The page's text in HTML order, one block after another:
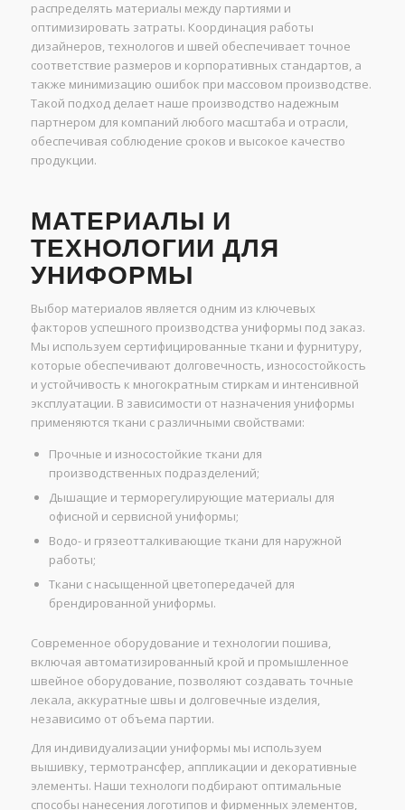
распределять материалы между партиями и
оптимизировать затраты. Координация работы
дизайнеров, технологов и швей обеспечивает точное
соответствие размеров и корпоративных стандартов, а
также минимизацию ошибок при массовом производстве.
Такой подход делает наше производство надежным
партнером для компаний любого масштаба и отрасли,
обеспечивая соблюдение сроков и высокое качество
продукции.
МАТЕРИАЛЫ И
ТЕХНОЛОГИИ ДЛЯ
УНИФОРМЫ
Выбор материалов является одним из ключевых
факторов успешного производства униформы под заказ.
Мы используем сертифицированные ткани и фурнитуру,
которые обеспечивают долговечность, износостойкость
и устойчивость к многократным стиркам и интенсивной
эксплуатации. В зависимости от назначения униформы
применяются ткани с различными свойствами:
Прочные и износостойкие ткани для
производственных подразделений;
Дышащие и терморегулирующие материалы для
офисной и сервисной униформы;
Водо- и грязеотталкивающие ткани для наружной
работы;
Ткани с насыщенной цветопередачей для
брендированной униформы.
Современное оборудование и технологии пошива,
включая автоматизированный крой и промышленное
швейное оборудование, позволяют создавать точные
лекала, аккуратные швы и долговечные изделия,
независимо от объема партии.
Для индивидуализации униформы мы используем
вышивку, термотрансфер, аппликации и декоративные
элементы. Наши технологи подбирают оптимальные
способы нанесения логотипов и фирменных элементов,